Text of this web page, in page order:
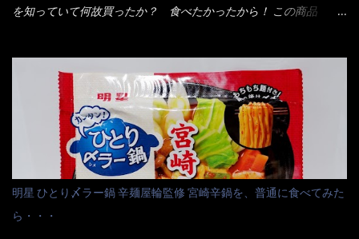
部カップの中でカオス状態。 これ特に縦型Bigカップだと、スー
りました～ 熱湯によりカップ内に対流が起こり、表層が泡立っ
ている～ 隣に用意したのが、ホワイトカップ丼型です。 こちら
へ内容物を全て移すのと同時に、スープも満遍なく全体に行き渡
させる。 箸で麺から移動させ、具とスープは最後に移すとこうな
りました。 良い感じではないか！ やはり一部粉末スープが縦型
カップの壁面に残っていたので、ぜーんぶ箸等で落としてホワイ
トカップへ。 まずは麺を見ると、カップヌードルとしては太く平
打ちで縮れてます。 ■蒙古タンメン中本の麺 蒙古タンメンの方
は、やはり太く平打ちですが麺の厚みがあるような・・・ 食感
を知っていて何故買ったか？ 食べたかったから！ この商品
てみないといけないじゃん！（知るのが遅い） リニューアル前の
は食べた事あるのよ！でもここ数年は、カップ麺の方が話題性も
品揃えも上じゃん！ だって話題性の無いのを食べても・・・しょ
うが無いじゃん！ 日本で話題性が無いのに、外国の人には尚更ね
ぇ～ 袋麺と云えば【サッポロ一番】と云われる程だが、10年位前
に革新的な袋麺が出た！ それは『マルちゃん正麺』と云われる商
品！！ 生麺感覚～と大御所俳優の役所広司を起用したCMで一躍
有名になりTOPに・・・その後ライバルとして日清から【ラ王】
がリリース！つまり今回の【日清のラーメン屋さん】は、袋麺と
明星 ひとり〆ラー鍋 辛麺屋輪監修 宮崎辛鍋を、普通に食べてみた
ら・・・